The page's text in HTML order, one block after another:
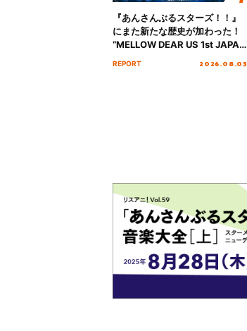
『あんさんぶるスターズ！！』
にまた新たな歴史が加わった！
“MELLOW DEAR US 1st JAPAN
REPORT 2026.08.03